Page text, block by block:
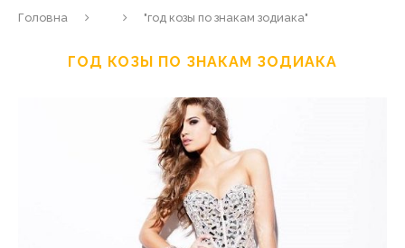
Головна "год козы по знакам зодиака"
ГОД КОЗЫ ПО ЗНАКАМ ЗОДИАКА